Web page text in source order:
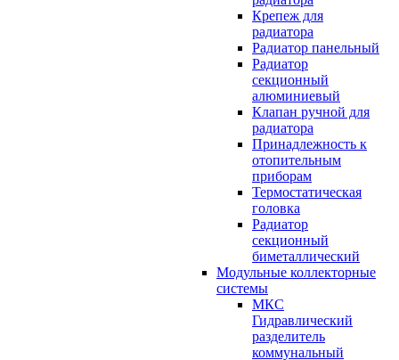
Крепеж для
радиатора
Радиатор панельный
Радиатор
секционный
алюминиевый
Клапан ручной для
радиатора
Принадлежность к
отопительным
приборам
Термостатическая
головка
Радиатор
секционный
биметаллический
Модульные коллекторные
системы
МКС
Гидравлический
разделитель
коммунальный